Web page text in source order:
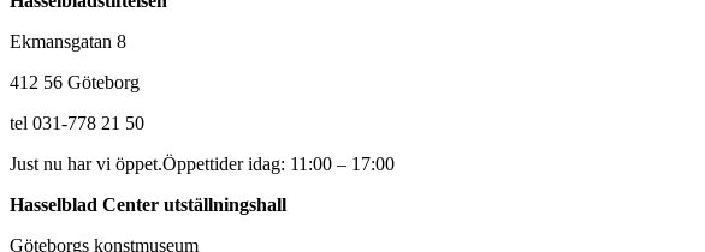
Ekmansgatan 8
412 56 Göteborg
tel 031-778 21 50
Just nu har vi öppet.Öppettider idag: 11:00 – 17:00
Hasselblad Center utställningshall
Göteborgs konstmuseum